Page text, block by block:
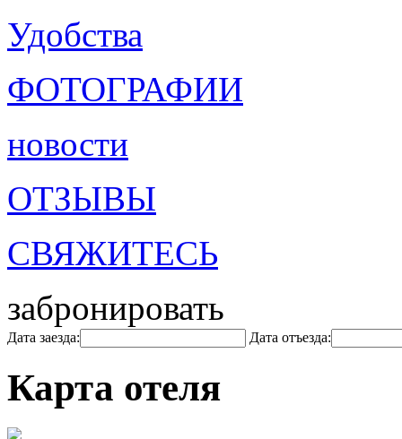
Удобства
ФОТОГРАФИИ
новости
ОТЗЫВЫ
СВЯЖИТЕСЬ
забронировать
Дата заезда: Дата отъезда:
Карта отеля